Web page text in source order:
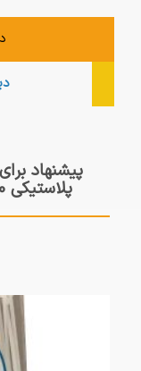
پیشنهاد
پلاستیکی 20 سانتی 10 سانتی 30 سانتی